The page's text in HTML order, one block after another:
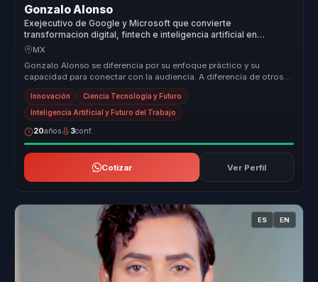
Gonzalo Alonso
Exejecutivo de Google y Microsoft que convierte
transformacion digital, fintech e inteligencia artificial en
crecimiento y mejores decisiones para empresas.
MX
Gonzalo Alonso se diferencia por su enfoque práctico y su
capacidad para conectar con la audiencia. A diferencia de otros
speakers, Gonza...
Innovación Ciencia Tecnología y Futuro
Inteligencia Artificial y Futuro del Trabajo
20años 3conf.
Cotizar Ver Perfil
ES EN